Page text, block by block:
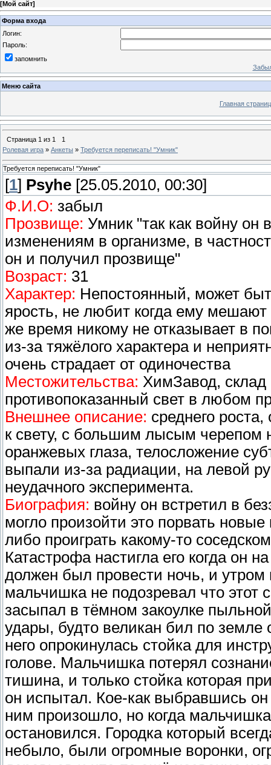
[Мой сайт]
Форма входа
Логин:
Пароль:
запомнить
Меню сайта
Главная
Страница 1 из 1
1
Ролевая игра » Анкеты » Требуется переписать! "Умник"
Требуется переписать! "Умник"
[1] Psyhe [25.05.2010, 00:30]
Ф.И.О: забыл
Прозвище: Умник "так как войну он
изменениям в организме, в
он и получил прозвище"
Возраст: 31
Характер: Непостоянный, может
ярость, не любит когда ему
же время никому не отказывает в
из-за тяжёлого характера и
очень страдает от одиночества
Местожительства: ХимЗавод,
противопоказанный свет в любом
Внешнее описание: среднего
к свету, с большим лысым черепом
оранжевых глаза, телосложение
выпали из-за радиации, на левой
неудачного эксперимента.
Биография: войну он встретил в
могло произойти это порвать
либо проиграть какому-то
Катастрофа настигла его когда он
должен был провести ночь, и
мальчишка не подозревал что этот
засыпал в тёмном закоулке
удары, будто великан бил по земле
него опрокинулась стойка для
голове. Мальчишка потерял
тишина, и только стойка которая
он испытал. Кое-как выбравшись
ним произошло, но когда
остановился. Городка который
небыло, были огромные воронки,